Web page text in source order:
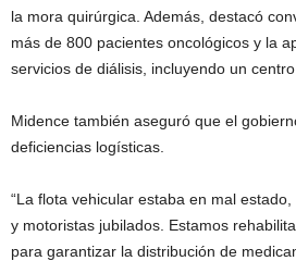
la mora quirúrgica. Además, destacó
más de 800 pacientes oncológicos y la
servicios de diálisis, incluyendo un
Midence también aseguró que el
deficiencias logísticas.
“La flota vehicular estaba en mal
y motoristas jubilados. Estamos
para garantizar la distribución de